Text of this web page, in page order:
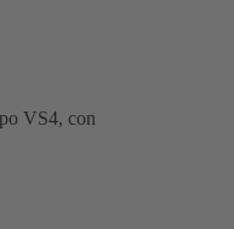
VS4, con